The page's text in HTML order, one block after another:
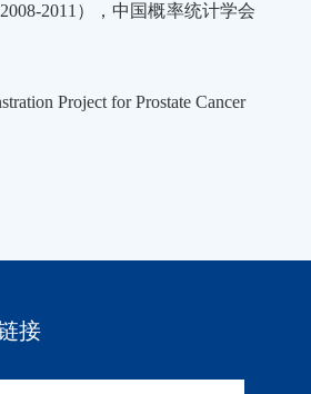
2011），中国概率统计学会
Project for Prostate Cancer
接